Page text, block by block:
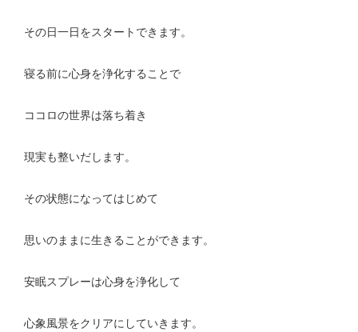
その日一日をスタートできます。
寝る前に心身を浄化することで
ココロの世界は落ち着き
現実も整いだします。
その状態になってはじめて
思いのままに生きることができます。
安眠スプレーは心身を浄化して
心象風景をクリアにしていきます。